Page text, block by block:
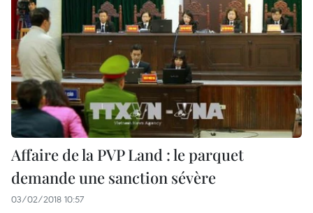
Affaire de la PVP Land : le parquet
demande une sanction sévère
03/02/2018 10:57